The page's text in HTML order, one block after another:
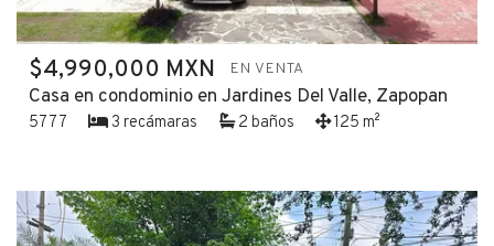
$4,990,000 MXN EN VENTA
Casa en condominio en Jardines Del Valle, Zapopan
5777 3 recámaras 2 baños 125 m²